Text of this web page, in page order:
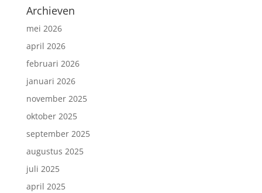
Archieven
mei 2026
april 2026
februari 2026
januari 2026
november 2025
oktober 2025
september 2025
augustus 2025
juli 2025
april 2025